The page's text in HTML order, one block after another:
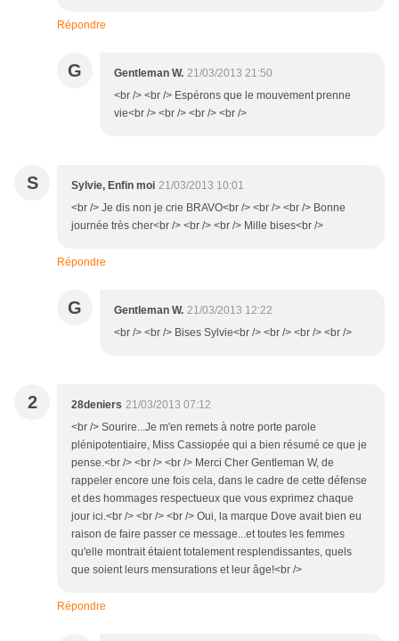
Répondre
G Gentleman W. 21/03/2013 21:50
<br /> <br /> Espérons que le mouvement prenne
vie<br /> <br /> <br /> <br />
S Sylvie, Enfin moi 21/03/2013 10:01
<br /> Je dis non je crie BRAVO<br /> <br /> <br /> Bonne
journée très cher<br /> <br /> <br /> Mille bises<br />
Répondre
G Gentleman W. 21/03/2013 12:22
<br /> <br /> Bises Sylvie<br /> <br /> <br /> <br />
2 28deniers 21/03/2013 07:12
<br /> Sourire...Je m'en remets à notre porte parole
plénipotentiaire, Miss Cassiopée qui a bien résumé ce que je
pense.<br /> <br /> <br /> Merci Cher Gentleman W, de
rappeler encore une fois cela, dans le cadre de cette défense
et des hommages respectueux que vous exprimez chaque
jour ici.<br /> <br /> <br /> Oui, la marque Dove avait bien eu
raison de faire passer ce message...et toutes les femmes
qu'elle montrait étaient totalement resplendissantes, quels
que soient leurs mensurations et leur âge!<br />
Répondre